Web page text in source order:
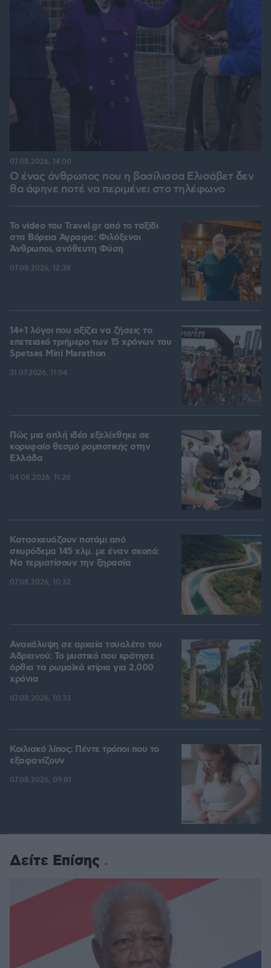
Ο ένας άνθρωπος που η βασίλισσα Ελισάβετ δεν
θα άφηνε ποτέ να περιμένει στο τηλέφωνο
07.08.2026, 14:00
To video του Travel.gr από το ταξίδι
στα Βόρεια Άγραφα: Φιλόξενοι
Άνθρωποι, ανόθευτη Φύση
07.08.2026, 12:38
14+1 λόγοι που αξίζει να ζήσεις το
επετειακό τριήμερο των 15 χρόνων του
Spetses Mini Marathon
31.07.2026, 11:04
Πώς μια απλή ιδέα εξελίχθηκε σε
κορυφαίο θεσμό ρομποτικής στην
Ελλάδα
04.08.2026, 11:20
Κατασκευάζουν ποτάμι από
σκυρόδεμα 145 χλμ. με έναν σκοπό:
Να τερματίσουν την ξηρασία
07.08.2026, 10:32
Ανακάλυψη σε αρχαία τουαλέτα του
Αδριανού: Το μυστικό που κράτησε
όρθια τα ρωμαϊκά κτίρια για 2.000
χρόνια
07.08.2026, 10:33
Κοιλιακό λίπος: Πέντε τρόποι που το
εξαφανίζουν
07.08.2026, 09:01
Δείτε Επίσης